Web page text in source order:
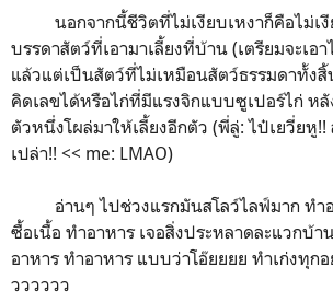
นอกจากนี้ชีวิตที่ไม่เงียบเหงาก็คือไม่เงีย
บรรดาสัตว์ที่เอามาเลี้ยงที่บ้าน (เตรียมจะเอ
แล้วแต่เป็นสัตว์ที่ไม่เหมือนสัตว์ธรรมดาทั้ง
คิดเลขได้หรือไก่ที่มีแรงจิกแบบซูเปอร์ไก่ ห
ตัวหนึ่งโผล่มาให้เลี้ยงอีกตัว (พี่ลู่: ไป๋เยวี่ยหู
เปล่า!! << me: LMAO)
อ่านๆ ไปช่วงแรกมันสโลว์ไลฟ์มาก ทำอ
ซื้อเนื้อ ทำอาหาร เจอสิ่งประหลาดละแวกบ้า
อาหาร ทำอาหาร แบบว่าโอ๊ยยยย ทำเก่งทุกอ
วววววว